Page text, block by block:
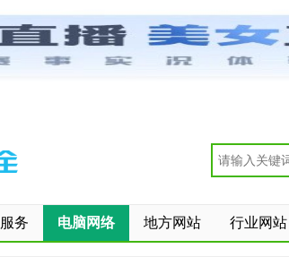
登记网站 修改/删除信息
务 电脑网络 地方网站 行业网站